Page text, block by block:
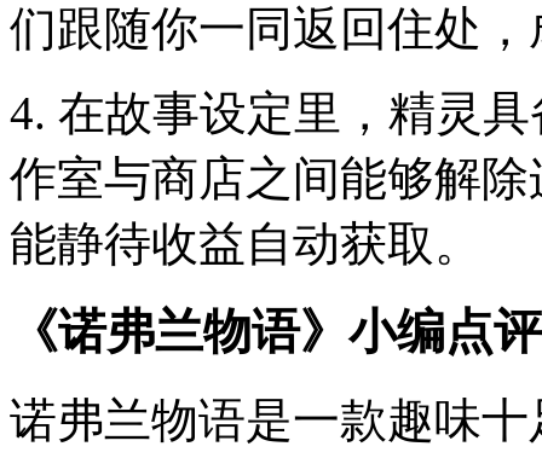
们跟随你一同返回住处
4. 在故事设定里，精灵
作室与商店之间能够解
能静待收益自动获取。
《诺弗兰物语》小编点
诺弗兰物语是一款趣味